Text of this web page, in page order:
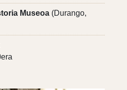
Museoa (Durango,